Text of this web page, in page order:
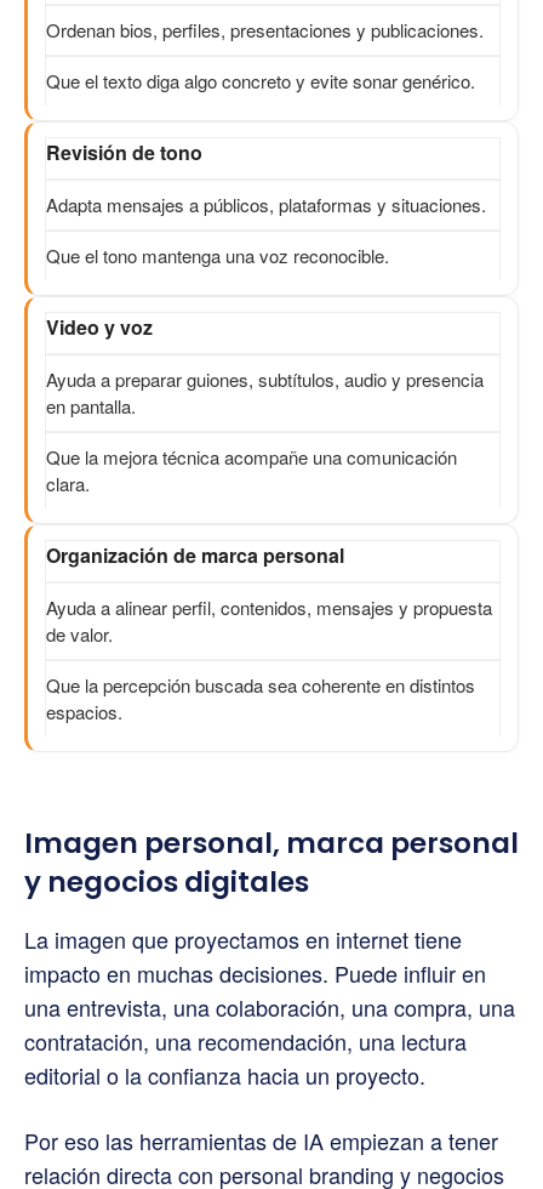
Ordenan bios, perfiles, presentaciones y publicaciones.
Que el texto diga algo concreto y evite sonar genérico.
Revisión de tono
Adapta mensajes a públicos, plataformas y situaciones.
Que el tono mantenga una voz reconocible.
Video y voz
Ayuda a preparar guiones, subtítulos, audio y presencia
en pantalla.
Que la mejora técnica acompañe una comunicación
clara.
Organización de marca personal
Ayuda a alinear perfil, contenidos, mensajes y propuesta
de valor.
Que la percepción buscada sea coherente en distintos
espacios.
Imagen personal, marca personal
y negocios digitales
La imagen que proyectamos en internet tiene
impacto en muchas decisiones. Puede influir en
una entrevista, una colaboración, una compra, una
contratación, una recomendación, una lectura
editorial o la confianza hacia un proyecto.
Por eso las herramientas de IA empiezan a tener
relación directa con personal branding y negocios